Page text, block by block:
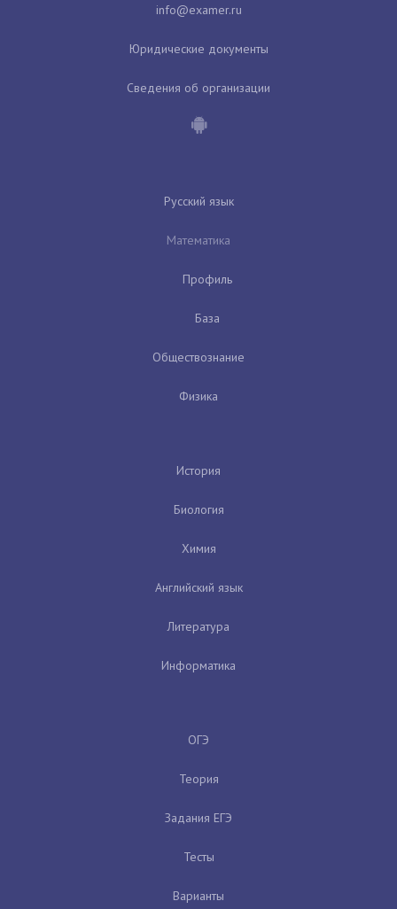
Юридические документы
Сведения об организации
Русский язык
Математика
Профиль
База
Обществознание
Физика
История
Биология
Химия
Английский язык
Литература
Информатика
ОГЭ
Теория
Задания ЕГЭ
Тесты
Варианты